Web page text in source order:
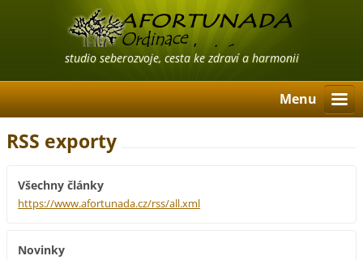
studio seberozvoje, cesta ke zdraví a harmonii
Menu
RSS exporty
Všechny články
https://www.afortunada.cz/rss/all.xml
Novinky